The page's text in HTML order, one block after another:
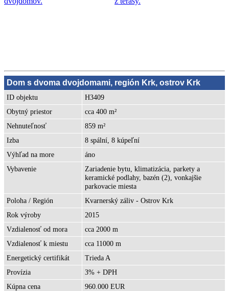
Dom s dvoma dvojdomami, región Krk, ostrov Krk
ID objektu
H3409
Obytný priestor
cca 400 m²
Nehnuteľnosť
859 m²
Izba
8 spální, 8 kúpeľní
Výhľad na more
áno
Vybavenie
Zariadenie bytu, klimatizácia, parkety a
keramické podlahy, bazén (2), vonkajšie
parkovacie miesta
Poloha / Región
Kvarnerský záliv - Ostrov Krk
Rok výroby
2015
Vzdialenosť od mora
cca 2000 m
Vzdialenosť k miestu
cca 11000 m
Energetický certifikát
Trieda A
Provízia
3% + DPH
Kúpna cena
960.000 EUR